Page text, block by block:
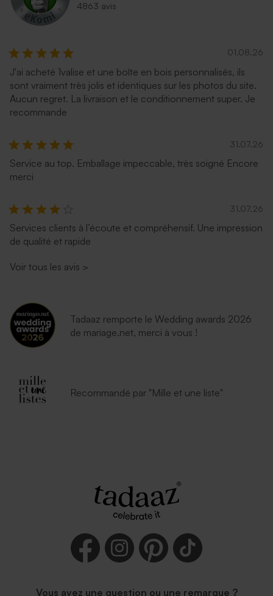
4863 avis
01.08.26
J'ai acheté 1valise et une boîte en bois personnalisés, ils
sont vraiment très jolis et identiques sur les photos du site.
Aucun regret. La livraison et le conditionnement super. Je
recommande
31.07.26
Service au top. Emballage impeccable, très soigné Encore
merci
31.07.26
Services clients à l’écoute et compréhensif. Une impression
de qualité et rapide
Voir tous les avis >
Tadaaz remporte le Wedding awards 2026
de mariage.net, merci à vous !
Recommandé par "Mille et une liste"
Vous avez une question ou une remarque ?